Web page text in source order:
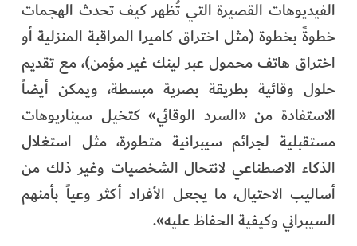
الفيديوهات القصيرة التي تُظهر كيف تحدث الهجمات
خطوةً بخطوة (مثل اختراق كاميرا المراقبة المنزلية أو
اختراق هاتف محمول عبر لينك غير مؤمن)، مع تقديم
حلول وقائية بطريقة بصرية مبسطة، ويمكن أيضاً
الاستفادة من «السرد الوقائي» كتخيل سيناريوهات
مستقبلية لجرائم سيبرانية متطورة، مثل استغلال
الذكاء الاصطناعي لانتحال الشخصيات وغير ذلك من
أساليب الاحتيال، ما يجعل الأفراد أكثر وعياً بأمنهم
السيبراني وكيفية الحفاظ عليه».